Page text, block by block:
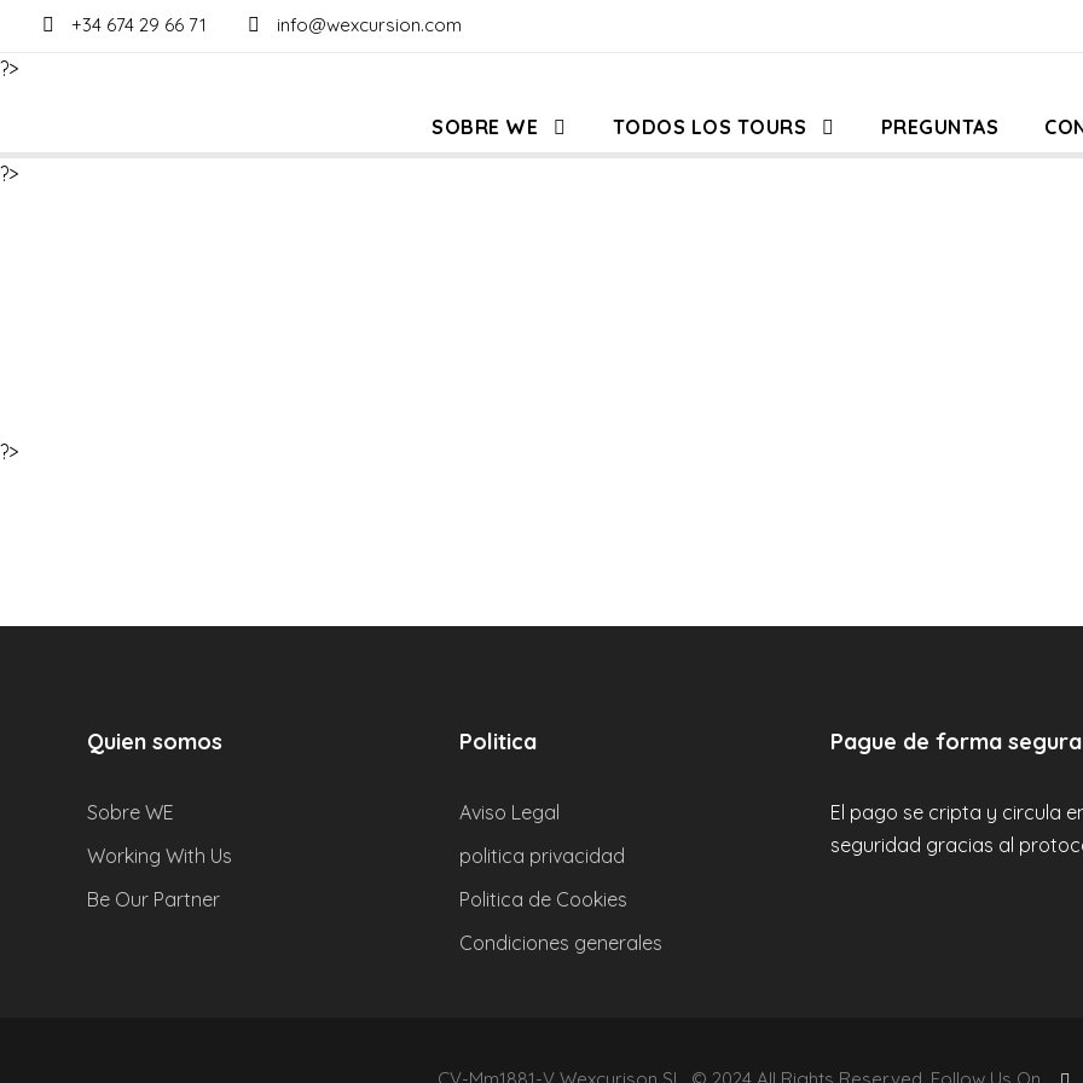
+34 674 29 66 71 info@wexcursion.com
?>
SOBRE WE TODOS LOS TOURS PREGUNTAS
?>
?>
Quien somos
Sobre WE
Working With Us
Be Our Partner
Politica
Aviso Legal
politica privacidad
Politica de Cookies
Condiciones generales
Pague de forma segura
El pago se cripta y circula
seguridad gracias al